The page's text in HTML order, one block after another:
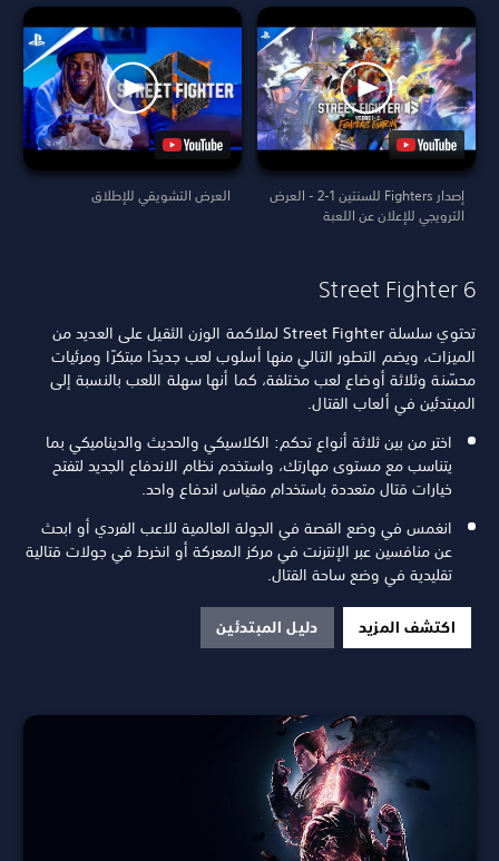
Street Fighter 6
تحتوي سلسلة Street Fighter لملاكمة الوزن الثقيل على العديد من
الميزات، ويضم التطور التالي منها أسلوب لعب جديدًا مبتكرًا ومرئيات
محسّنة وثلاثة أوضاع لعب مختلفة، كما أنها سهلة اللعب بالنسبة إلى
المبتدئين في ألعاب القتال.
اختر من بين ثلاثة أنواع تحكم: الكلاسيكي والحديث والديناميكي بما
يتناسب مع مستوى مهارتك، واستخدم نظام الاندفاع الجديد لتفتح
خيارات قتال متعددة باستخدام مقياس اندفاع واحد.
انغمس في وضع القصة في الجولة العالمية للاعب الفردي أو ابحث
عن منافسين عبر الإنترنت في مركز المعركة أو انخرط في جولات قتالية
تقليدية في وضع ساحة القتال.
اكتشف المزيد دليل المبتدئين
العرض التشويقي للإطلاق
إصدار Fighters للسنتين 1-2 - العرض
الترويجي للإعلان عن اللعبة